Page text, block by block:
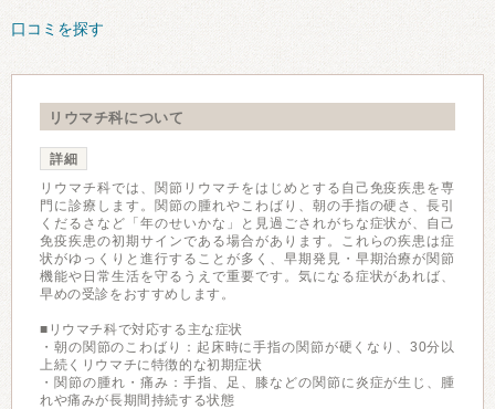
口コミを探す
リウマチ科について
詳細
リウマチ科では、関節リウマチをはじめとする自己免疫疾患を専
門に診療します。関節の腫れやこわばり、朝の手指の硬さ、長引
くだるさなど「年のせいかな」と見過ごされがちな症状が、自己
免疫疾患の初期サインである場合があります。これらの疾患は症
状がゆっくりと進行することが多く、早期発見・早期治療が関節
機能や日常生活を守るうえで重要です。気になる症状があれば、
早めの受診をおすすめします。
■リウマチ科で対応する主な症状
・朝の関節のこわばり：起床時に手指の関節が硬くなり、30分以
上続くリウマチに特徴的な初期症状
・関節の腫れ・痛み：手指、足、膝などの関節に炎症が生じ、腫
れや痛みが長期間持続する状態